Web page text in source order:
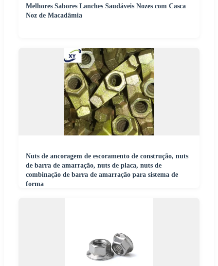
Melhores Sabores Lanches Saudáveis Nozes com Casca
Noz de Macadâmia
Nuts de ancoragem de escoramento de construção, nuts
de barra de amarração, nuts de placa, nuts de
combinação de barra de amarração para sistema de
forma